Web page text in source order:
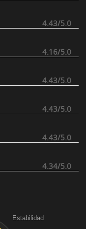
4.43/5.0
4.16/5.0
4.43/5.0
4.43/5.0
4.43/5.0
4.34/5.0
Estabilidad